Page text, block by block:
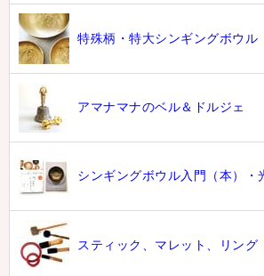
特殊柄・特大シンギングボウル
アマナマナのベル＆ドルジェ
シンギングボウル入門（本）・
スティック、マレット、リング